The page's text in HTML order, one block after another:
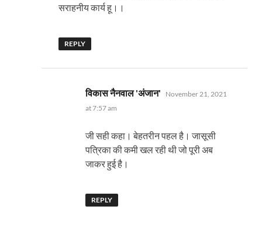
सराहनीय कार्य हू।।
REPLY
विकास नैनवाल 'अंजान' says:
November 21, 2021
at 7:57 am
जी सही कहा। बेहतरीन पहल है। जासूसी
पत्रिका की कमी खल रही थी जो पूरी अब
जाकर हुई है।
REPLY